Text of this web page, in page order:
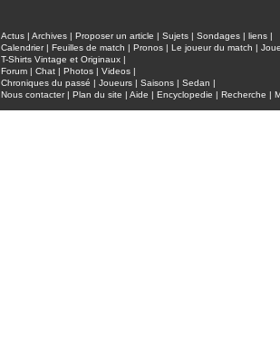
Actus | Archives | Proposer un article | Sujets | Sondages | liens |
Calendrier| Feuilles de match | Pronos | Le joueur du match |
T-Shirts Vintage et Originaux |
Forum | Chat | Photos | Videos |
Chroniques du passé | Joueurs | Saisons | Sedan |
Nous contacter| Plan du site | Aide | Encyclopedie | Recherche |